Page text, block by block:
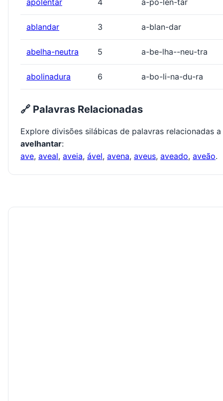
apolentar 4 a-po-len-tar
ablandar 3 a-blan-dar
abelha-neutra 5 a-be-lha--neu-tra
abolinadura 6 a-bo-li-na-du-ra
🔗 Palavras Relacionadas
Explore divisões silábicas de palavras relacionadas a
avelhantar:
ave, aveal, aveia, ável, avena, aveus, aveado, aveão.